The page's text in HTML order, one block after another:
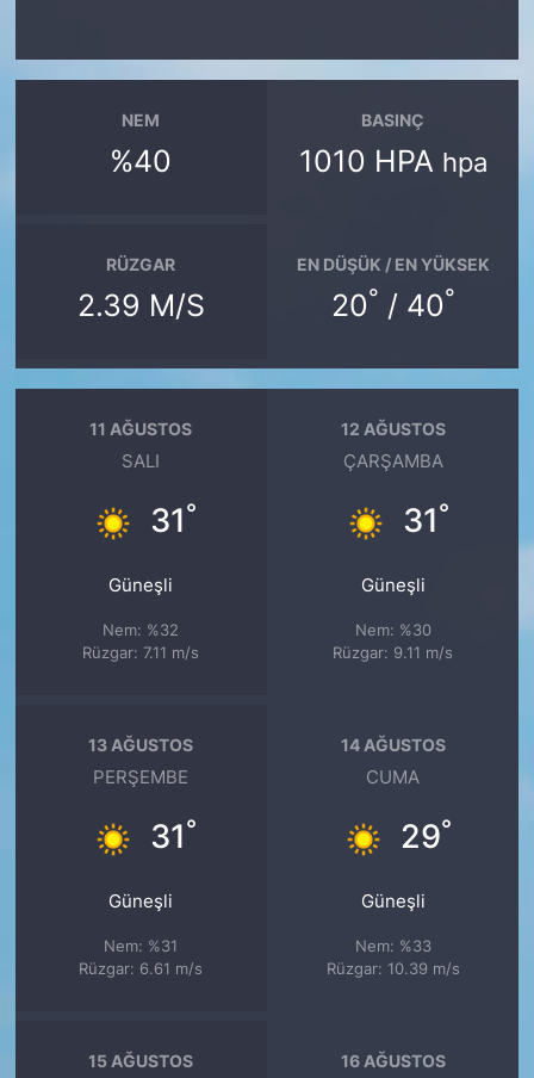
NEM
%40
BASINÇ
1010 HPA hpa
RÜZGAR
2.39 M/S
EN DÜŞÜK / EN YÜKSEK
20° / 40°
11 AĞUSTOS
SALI
31°
Güneşli
Nem: %32
Rüzgar: 7.11 m/s
12 AĞUSTOS
ÇARŞAMBA
31°
Güneşli
Nem: %30
Rüzgar: 9.11 m/s
13 AĞUSTOS
PERŞEMBE
31°
Güneşli
Nem: %31
Rüzgar: 6.61 m/s
14 AĞUSTOS
CUMA
29°
Güneşli
Nem: %33
Rüzgar: 10.39 m/s
15 AĞUSTOS 16 AĞUSTOS